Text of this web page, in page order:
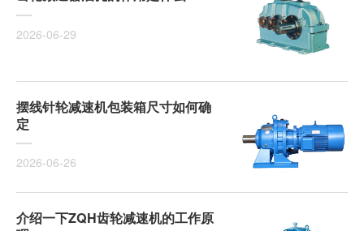
2026-06-29
摆线针轮减速机包装箱尺寸如何确
定
2026-06-26
介绍一下ZQH齿轮减速机的工作原